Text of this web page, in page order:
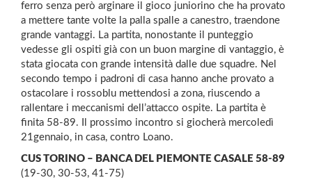
ferro senza però arginare il gioco juniorino che ha provato
a mettere tante volte la palla spalle a canestro, traendone
grande vantaggi. La partita, nonostante il punteggio
vedesse gli ospiti già con un buon margine di vantaggio, è
stata giocata con grande intensità dalle due squadre. Nel
secondo tempo i padroni di casa hanno anche provato a
ostacolare i rossoblu mettendosi a zona, riuscendo a
rallentare i meccanismi dell’attacco ospite. La partita è
finita 58-89. Il prossimo incontro si giocherà mercoledì
21gennaio, in casa, contro Loano.
CUS TORINO – BANCA DEL PIEMONTE CASALE 58-89
(19-30, 30-53, 41-75)